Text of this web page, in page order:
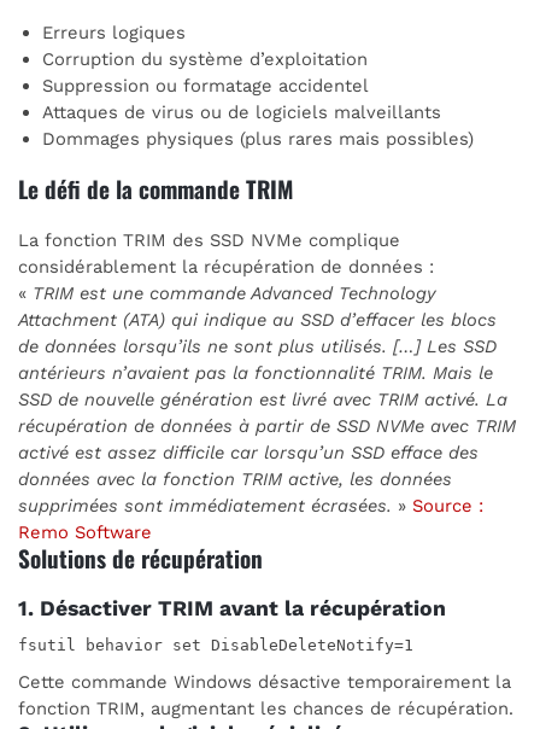
Erreurs logiques
Corruption du système d’exploitation
Suppression ou formatage accidentel
Attaques de virus ou de logiciels malveillants
Dommages physiques (plus rares mais possibles)
Le défi de la commande TRIM
La fonction TRIM des SSD NVMe complique
considérablement la récupération de données :
« TRIM est une commande Advanced Technology
Attachment (ATA) qui indique au SSD d’effacer les blocs
de données lorsqu’ils ne sont plus utilisés. […] Les SSD
antérieurs n’avaient pas la fonctionnalité TRIM. Mais le
SSD de nouvelle génération est livré avec TRIM activé. La
récupération de données à partir de SSD NVMe avec TRIM
activé est assez difficile car lorsqu’un SSD efface des
données avec la fonction TRIM active, les données
supprimées sont immédiatement écrasées. » Source :
Remo Software
Solutions de récupération
1. Désactiver TRIM avant la récupération
Cette commande Windows désactive temporairement la
fonction TRIM, augmentant les chances de récupération.